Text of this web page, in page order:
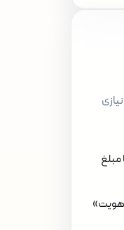
مبلغ
هویت»